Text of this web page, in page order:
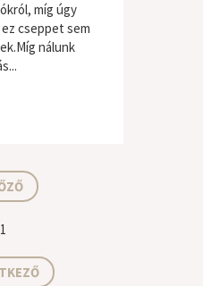
míg úgy
cseppet sem
nálunk
1